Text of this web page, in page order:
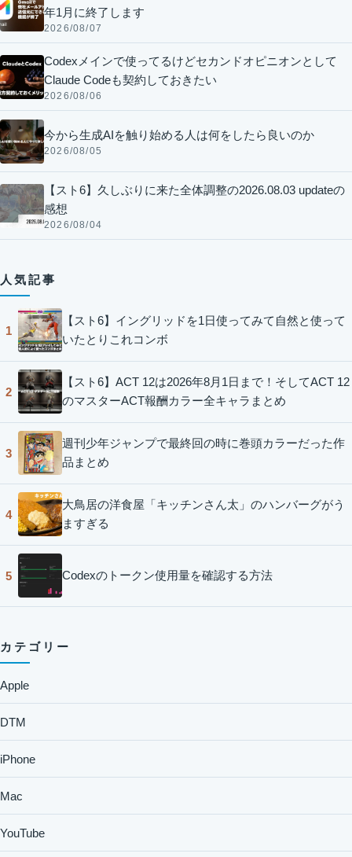
年1月に終了します
2026/08/07
Codexメインで使ってるけどセカンドオピニオンとして
Claude Codeも契約しておきたい
2026/08/06
今から生成AIを触り始める人は何をしたら良いのか
2026/08/05
【スト6】久しぶりに来た全体調整の2026.08.03 updateの
感想
2026/08/04
人気記事
1
【スト6】イングリッドを1日使ってみて自然と使って
いたとりこれコンボ
2
【スト6】ACT 12は2026年8月1日まで！そしてACT 12
のマスターACT報酬カラー全キャラまとめ
3
週刊少年ジャンプで最終回の時に巻頭カラーだった作
品まとめ
4
大鳥居の洋食屋「キッチンさん太」のハンバーグがう
ますぎる
5 Codexのトークン使用量を確認する方法
カテゴリー
Apple
DTM
iPhone
Mac
YouTube